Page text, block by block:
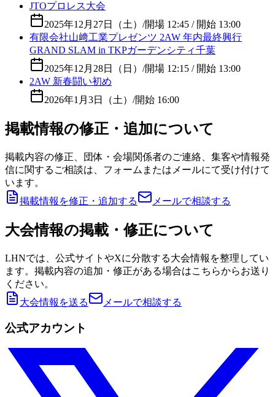
JTOプロレス大会
2025年12月27日（土） /開場 12:45 / 開始 13:00
有限会社山﨑工業プレゼンツ 2AW 年内最終興行
GRAND SLAM in TKPガーデンシティ千葉
2025年12月28日（日） /開場 12:15 / 開始 13:00
2AW 新春闘い初め
2026年1月3日（土） /開始 16:00
掲載情報の修正・追加について
掲載内容の修正、団体・会場関係者のご連絡、集客や情報発
信に関するご相談は、フォームまたはメールにて受け付けて
います。
掲載情報を修正・追加する
メールで相談する
大会情報の掲載・修正について
LHNでは、公式サイトやXに分散する大会情報を整理してい
ます。掲載内容の追加・修正がある場合はこちらからお送り
ください。
大会情報を送る
メールで相談する
公式アカウント